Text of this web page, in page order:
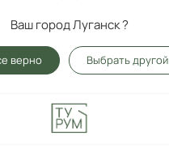
Ваш город Луганск ?
верно Выбрать другой